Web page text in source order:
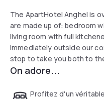
The ApartHotel Anghel is
are made up of: bedroom
living room with full
Immediately outside our
stop to take you both to
historic city centre.
On adore...
Profitez d'un